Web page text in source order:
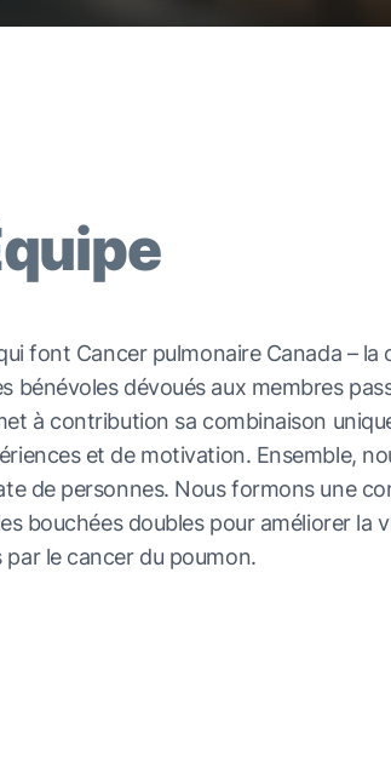
font Cancer pulmonaire Canada – la
bénévoles dévoués aux membres
à contribution sa combinaison
et de motivation. Ensemble,
de personnes. Nous formons une
bouchées doubles pour améliorer la
le cancer du poumon.